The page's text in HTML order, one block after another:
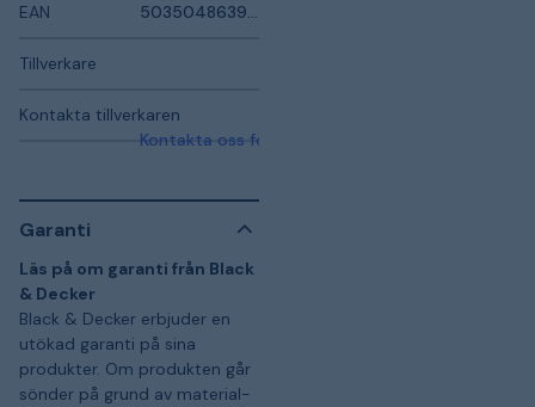
EAN 5035048639603
Tillverkare
Kontakta tillverkaren
Kontakta oss för mer information
Garanti
Läs på om garanti från Black
& Decker
Black & Decker erbjuder en
utökad garanti på sina
produkter. Om produkten går
sönder på grund av material-